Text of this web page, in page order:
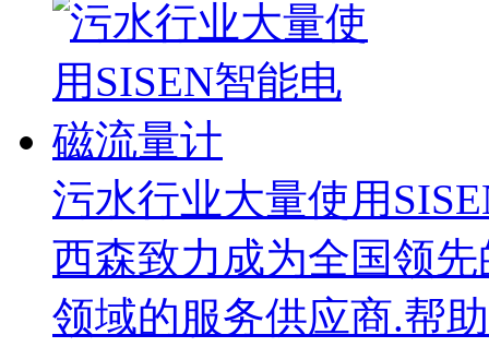
污水行业大量使用
西森致力成为全国领
领域的服务供应商.帮